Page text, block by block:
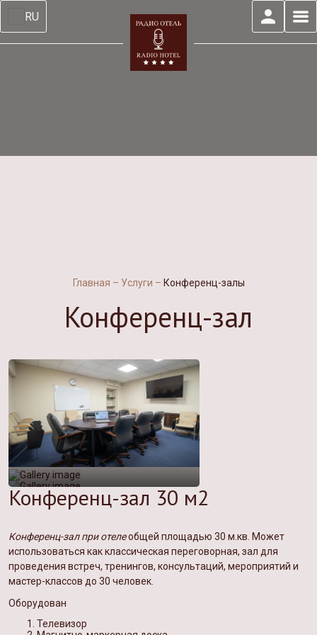
RU
Главная – Услуги – Конференц-залы
Конференц-зал
Конференц-зал 30 м2
Конференц-зал при отелеобщей площадью 30 м.кв. Может
использоваться как классическая переговорная, зал для
проведения встреч, тренингов, консультаций, мероприятий и
мастер-классов до 30 человек.
Оборудован
Телевизор